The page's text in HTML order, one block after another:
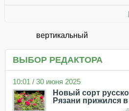
вертикальный
ВЫБОР РЕДАКТОРА
10:01 / 30 июня 2025
Новый сорт
Рязани прижился